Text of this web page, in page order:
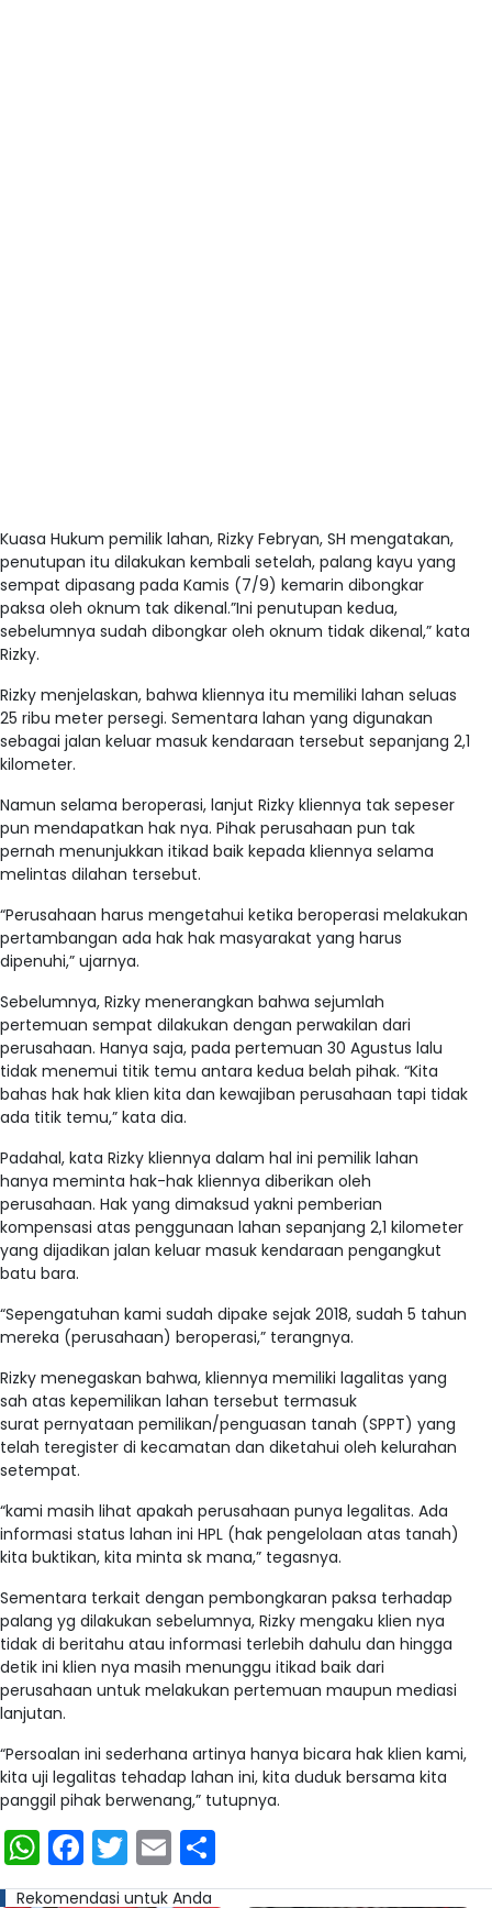
Kuasa Hukum pemilik lahan, Rizky Febryan, SH mengatakan,
penutupan itu dilakukan kembali setelah, palang kayu yang
sempat dipasang pada Kamis (7/9) kemarin dibongkar
paksa oleh oknum tak dikenal.”Ini penutupan kedua,
sebelumnya sudah dibongkar oleh oknum tidak dikenal,” kata
Rizky.
Rizky menjelaskan, bahwa kliennya itu memiliki lahan seluas
25 ribu meter persegi. Sementara lahan yang digunakan
sebagai jalan keluar masuk kendaraan tersebut sepanjang 2,1
kilometer.
Namun selama beroperasi, lanjut Rizky kliennya tak sepeser
pun mendapatkan hak nya. Pihak perusahaan pun tak
pernah menunjukkan itikad baik kepada kliennya selama
melintas dilahan tersebut.
“Perusahaan harus mengetahui ketika beroperasi melakukan
pertambangan ada hak hak masyarakat yang harus
dipenuhi,” ujarnya.
Sebelumnya, Rizky menerangkan bahwa sejumlah
pertemuan sempat dilakukan dengan perwakilan dari
perusahaan. Hanya saja, pada pertemuan 30 Agustus lalu
tidak menemui titik temu antara kedua belah pihak. “Kita
bahas hak hak klien kita dan kewajiban perusahaan tapi tidak
ada titik temu,” kata dia.
Padahal, kata Rizky kliennya dalam hal ini pemilik lahan
hanya meminta hak-hak kliennya diberikan oleh
perusahaan. Hak yang dimaksud yakni pemberian
kompensasi atas penggunaan lahan sepanjang 2,1 kilometer
yang dijadikan jalan keluar masuk kendaraan pengangkut
batu bara.
“Sepengatuhan kami sudah dipake sejak 2018, sudah 5 tahun
mereka (perusahaan) beroperasi,” terangnya.
Rizky menegaskan bahwa, kliennya memiliki lagalitas yang
sah atas kepemilikan lahan tersebut termasuk
surat pernyataan pemilikan/penguasan tanah (SPPT) yang
telah teregister di kecamatan dan diketahui oleh kelurahan
setempat.
“kami masih lihat apakah perusahaan punya legalitas. Ada
informasi status lahan ini HPL (hak pengelolaan atas tanah)
kita buktikan, kita minta sk mana,” tegasnya.
Sementara terkait dengan pembongkaran paksa terhadap
palang yg dilakukan sebelumnya, Rizky mengaku klien nya
tidak di beritahu atau informasi terlebih dahulu dan hingga
detik ini klien nya masih menunggu itikad baik dari
perusahaan untuk melakukan pertemuan maupun mediasi
lanjutan.
“Persoalan ini sederhana artinya hanya bicara hak klien kami,
kita uji legalitas tehadap lahan ini, kita duduk bersama kita
panggil pihak berwenang,” tutupnya.
WhatsApp
Facebook
Twitter
Email
Rekomendasi untuk Anda